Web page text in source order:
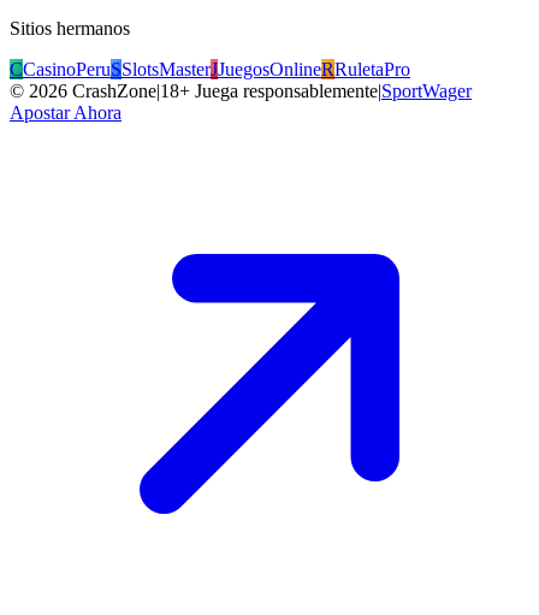
Sitios hermanos
CCasinoPeruSSlotsMasterJJuegosOnlineRRuletaPro
© 2026 CrashZone|18+ Juega responsablemente|SportWager
Apostar Ahora